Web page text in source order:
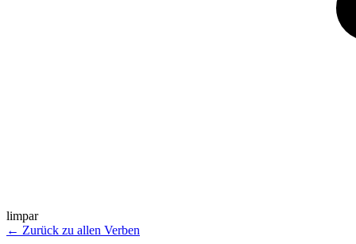
limpar
← Zurück zu allen Verben